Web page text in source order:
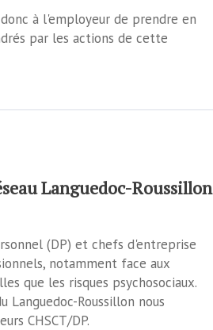
à l'employeur de prendre en
par les actions de cette
Languedoc-Roussillon
(DP) et chefs d'entreprise
notamment face aux
que les risques psychosociaux.
Languedoc-Roussillon nous
CHSCT/DP.